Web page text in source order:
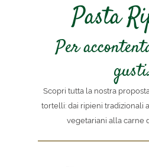
Pasta
Per
gusti.
Scopri tutta la nostra
tortelli: dai ripieni tradizionali
vegetariani alla carne